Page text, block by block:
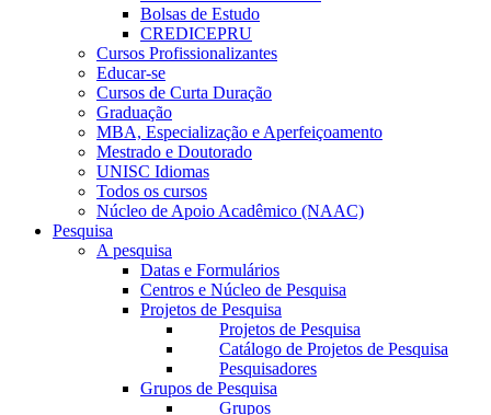
Bolsas de Estudo
CREDICEPRU
Cursos Profissionalizantes
Educar-se
Cursos de Curta Duração
Graduação
MBA, Especialização e Aperfeiçoamento
Mestrado e Doutorado
UNISC Idiomas
Todos os cursos
Núcleo de Apoio Acadêmico (NAAC)
Pesquisa
A pesquisa
Datas e Formulários
Centros e Núcleo de Pesquisa
Projetos de Pesquisa
Projetos de Pesquisa
Catálogo de Projetos de Pesquisa
Pesquisadores
Grupos de Pesquisa
Grupos